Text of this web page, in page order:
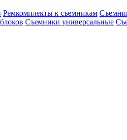
Ремкомплекты к съемникам
Съемники универсальные